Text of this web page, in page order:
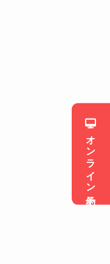
オンライン予約